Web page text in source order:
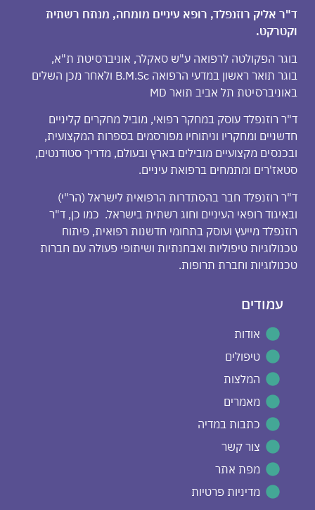
ד"ר אליק רוזנפלד, רופא עיניים מומחה, מנתח רשתית
וקטרקט.
בוגר הפקולטה לרפואה ע"ש סאקלר, אוניברסיטת ת"א,
בוגר תואר ראשון במדעי הרפואה B.M.Sc ולאחר מכן השלים
באוניברסיטת תל אביב תואר MD
ד"ר רוזנפלד עוסק במחקר רפואי, מוביל מחקרים קליניים
חדשניים ומחקריו וניתוחיו מפורסמים בספרות המקצועית,
ובכנסים מקצועיים מובילים בארץ ובעולם, מדריך סטודנטים,
סטאז'רים ומתמחים ברפואת עיניים.
ד"ר רוזנפלד חבר בהסתדרות הרפואית לישראל (הר"י)
ובאיגוד רופאי העיניים וחוג רשתית בישראל. כמו כן, ד"ר
רוזנפלד מייעץ ועוסק בתחומי חדשנות רפואית, פיתוח
טכנולוגיות טיפוליות ואבחנתיות ושיתופי פעולה עם חברות
טכנולוגיות וחברת תרופות.
עמודים
אודות
טיפולים
המלצות
מאמרים
כתבות במדיה
צור קשר
מפת אתר
מדיניות פרטיות